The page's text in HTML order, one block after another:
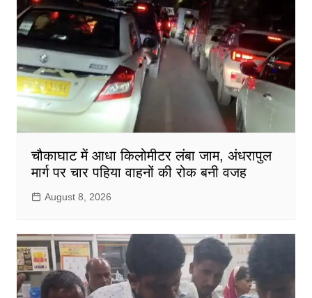
चौकाघाट में आधा किलोमीटर लंबा जाम, अंधरापुल
मार्ग पर चार पहिया वाहनों की रोक बनी वजह
August 8, 2026